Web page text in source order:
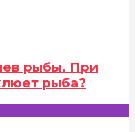
рыбы. При
рыба?